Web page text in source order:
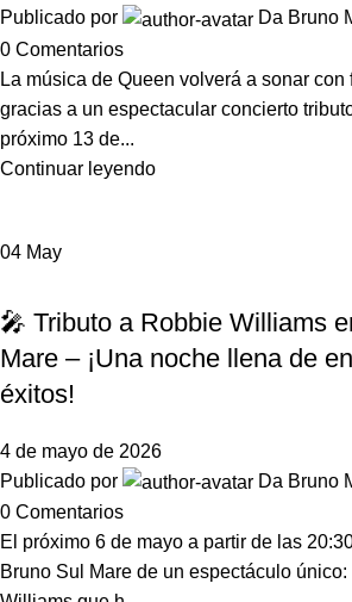
Publicado por
Da Bruno
0 Comentarios
La música de Queen volverá a sonar con
gracias a un espectacular concierto
próximo 13 de...
Continuar leyendo
04 May
🎤 Tributo a Robbie Williams
Mare – ¡Una noche llena de
éxitos!
4 de mayo de 2026
Publicado por
Da Bruno
0 Comentarios
El próximo 6 de mayo a partir de las
Bruno Sul Mare de un espectáculo